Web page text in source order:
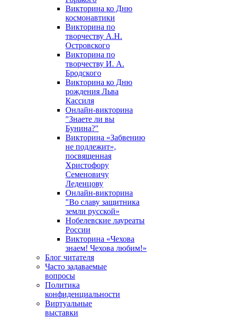
Викторина ко Дню
космонавтики
Викторина по
творчеству А.Н.
Островского
Викторина по
творчеству И. А.
Бродского
Викторина ко Дню
рождения Льва
Кассиля
Онлайн-викторина
"Знаете ли вы
Бунина?"
Викторина «Забвению
не подлежит»,
посвященная
Христофору
Семеновичу
Леденцову
Онлайн-викторина
"Во славу защитника
земли русской»
Нобелевские лауреаты
России
Викторина «Чехова
знаем! Чехова любим!»
Блог читателя
Часто задаваемые
вопросы
Политика
конфиденциальности
Виртуальные
выставки